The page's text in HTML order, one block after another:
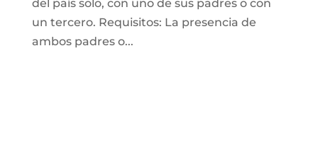
del país solo, con uno de sus padres o con
un tercero. Requisitos: La presencia de
ambos padres o...